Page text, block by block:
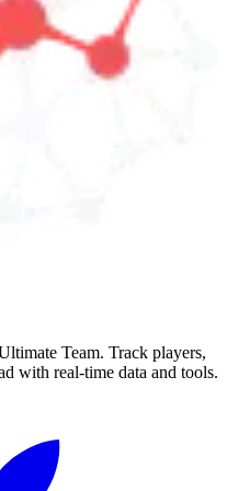
Team. Track players,
with real-time data and tools.